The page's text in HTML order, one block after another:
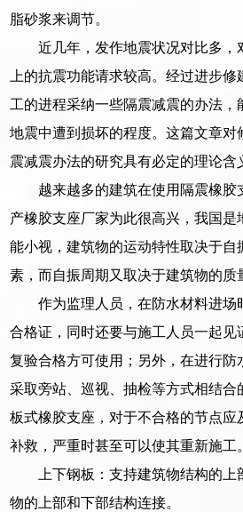
脂砂浆来调节。
近几年，发作地震状况对比多，
上的抗震功能请求较高。经过进步
工的进程采纳一些隔震减震的办法，
地震中遭到损坏的程度。这篇文章对
震减震办法的研究具有必定的理论含
越来越多的建筑在使用隔震橡胶
产橡胶支座厂家为此很高兴，我国是
能小视，建筑物的运动特性取决于自
素，而自振周期又取决于建筑物的质
作为监理人员，在防水材料进场
合格证，同时还要与施工人员一起见
复验合格方可使用；另外，在进行防
采取旁站、巡视、抽检等方式相结合
板式橡胶支座，对于不合格的节点应
补救，严重时甚至可以使其重新施工。
上下钢板：支持建筑物结构的
物的上部和下部结构连接。